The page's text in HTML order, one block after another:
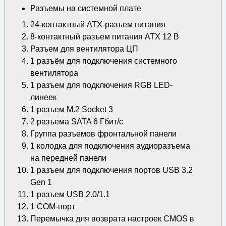
Разъемы на системной плате
24-контактный ATX-разъем питания
8-контактный разъем питания ATX 12 В
Разъем для вентилятора ЦП
1 разъём для подключения системного
вентилятора
1 разъем для подключения RGB LED-
линеек
1 разъем M.2 Socket 3
2 разъема SATA 6 Гбит/с
Группа разъемов фронтальной панели
1 колодка для подключения аудиоразъема
на передней панели
1 разъем для подключения портов USB 3.2
Gen 1
1 разъем USB 2.0/1.1
1 COM-порт
Перемычка для возврата настроек CMOS в